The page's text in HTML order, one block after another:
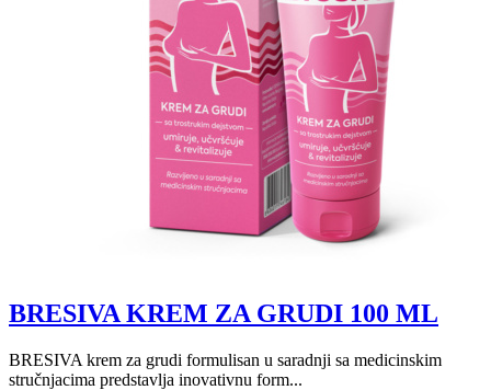
BRESIVA KREM ZA GRUDI 100 ML
BRESIVA krem za grudi formulisan u saradnji sa medicinskim
stručnjacima predstavlja inovativnu form...